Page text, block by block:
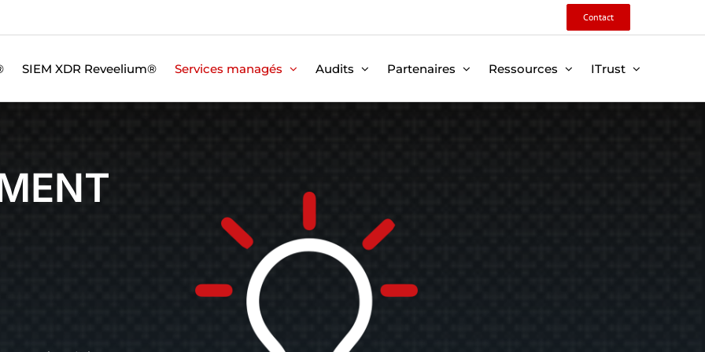
Contact
SIEM XDR Reveelium® Services managés Audits Partenaires Ressources ITrust